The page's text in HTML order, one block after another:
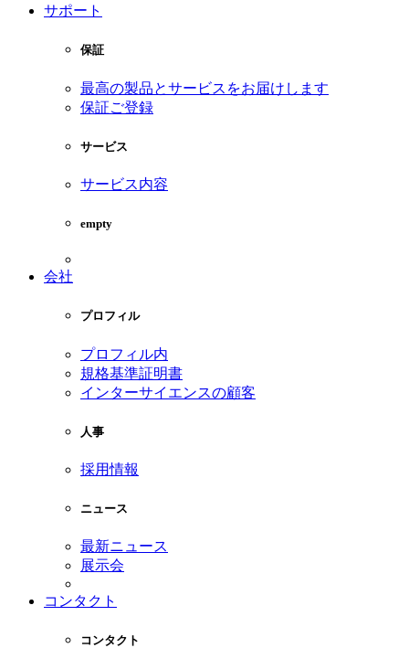
サポート
保証
最高の製品とサービスをお届けします
保証ご登録
サービス
サービス内容
empty
会社
プロフィル
プロフィル内
規格基準証明書
インターサイエンスの顧客
人事
採用情報
ニュース
最新ニュース
展示会
コンタクト
コンタクト